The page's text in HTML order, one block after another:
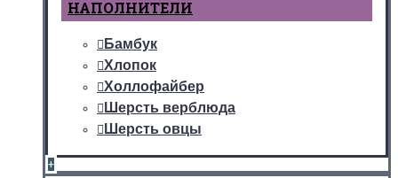
НАПОЛНИТЕЛИ
Бамбук
Хлопок
Холлофайбер
Шерсть верблюда
Шерсть овцы
+